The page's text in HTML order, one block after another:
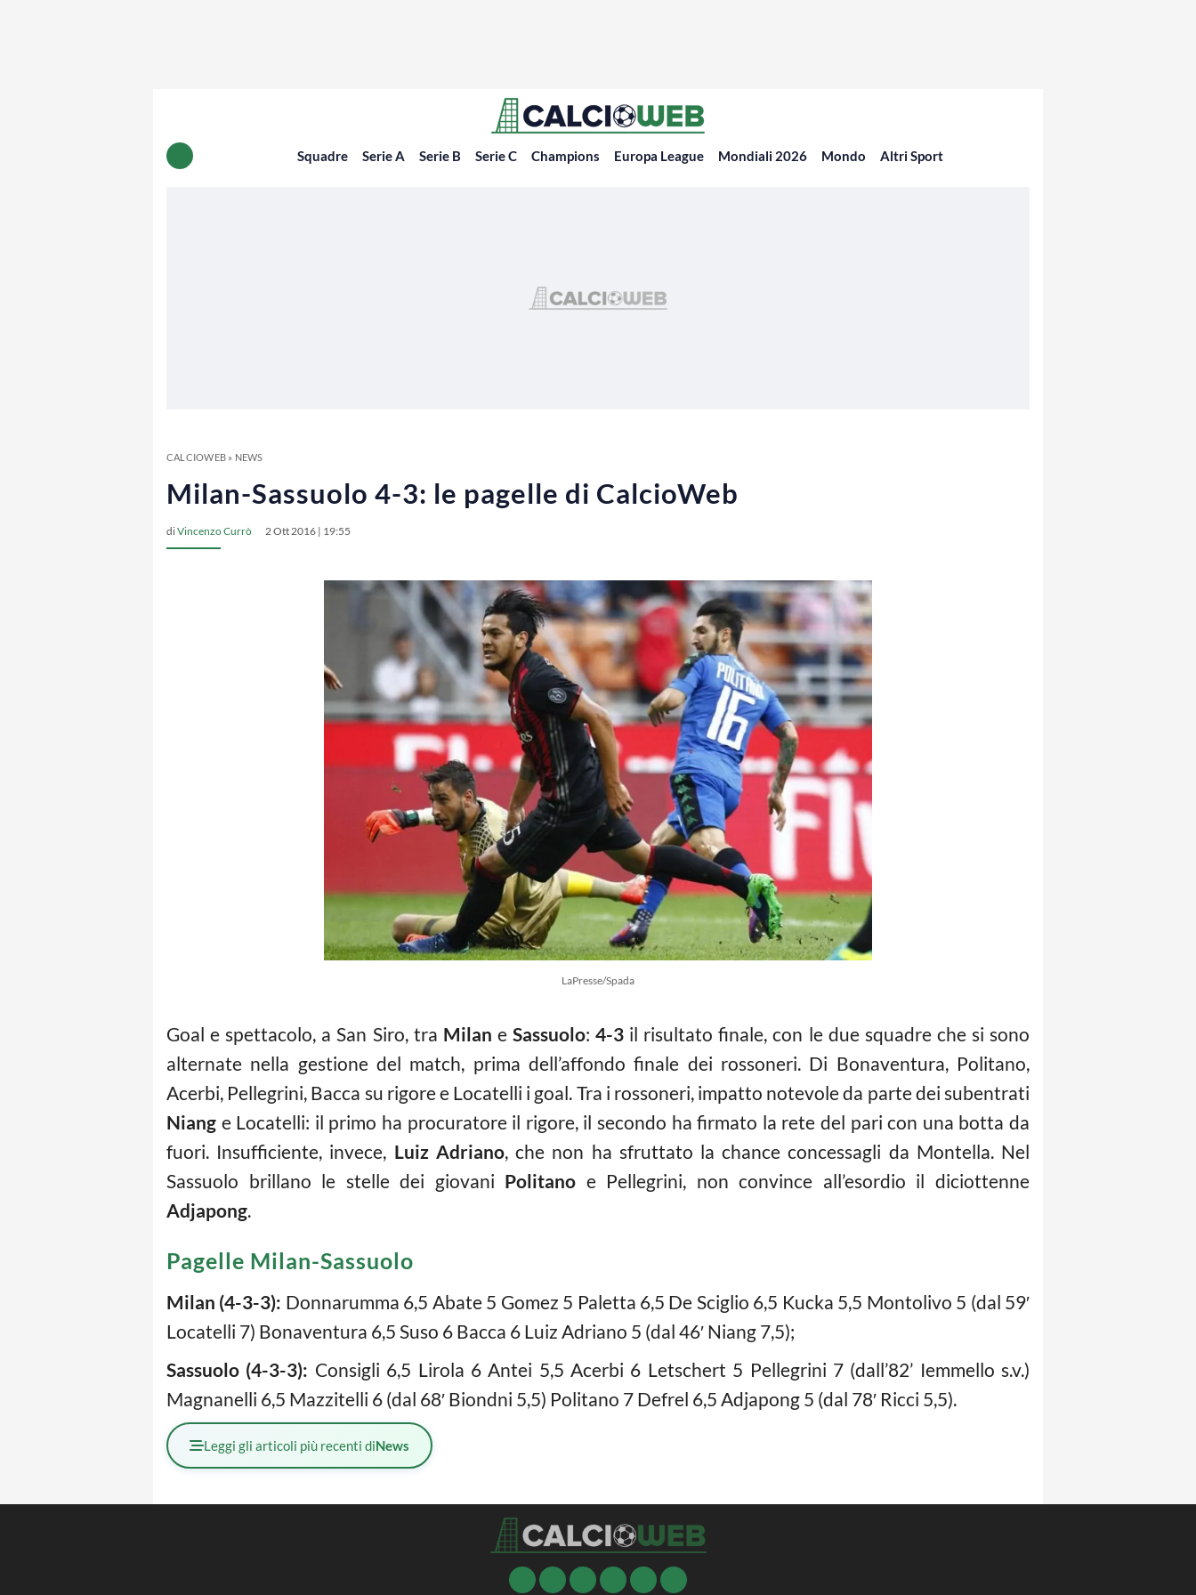
Squadre Serie A Serie B Serie C Champions Europa League Mondiali 2026 Mondo Altri Sport
CALCIOWEB» NEWS
Milan-Sassuolo 4-3: le pagelle di CalcioWeb
diVincenzo Currò 2 Ott 2016 | 19:55
LaPresse/Spada
Goal e spettacolo, a San Siro, tra Milan e Sassuolo: 4-3 il risultato finale, con le due squadre che si sono
alternate nella gestione del match, prima dell’affondo finale dei rossoneri. Di Bonaventura, Politano,
Acerbi, Pellegrini, Bacca su rigore e Locatelli i goal. Tra i rossoneri, impatto notevole da parte dei subentrati
Niang e Locatelli: il primo ha procuratore il rigore, il secondo ha firmato la rete del pari con una botta da
fuori. Insufficiente, invece, Luiz Adriano, che non ha sfruttato la chance concessagli da Montella. Nel
Sassuolo brillano le stelle dei giovani Politano e Pellegrini, non convince all’esordio il diciottenne
Adjapong.
Pagelle Milan-Sassuolo
Milan (4-3-3): Donnarumma 6,5 Abate 5 Gomez 5 Paletta 6,5 De Sciglio 6,5 Kucka 5,5 Montolivo 5 (dal 59′
Locatelli 7) Bonaventura 6,5 Suso 6 Bacca 6 Luiz Adriano 5 (dal 46′ Niang 7,5);
Sassuolo (4-3-3): Consigli 6,5 Lirola 6 Antei 5,5 Acerbi 6 Letschert 5 Pellegrini 7 (dall’82’ Iemmello s.v.)
Magnanelli 6,5 Mazzitelli 6 (dal 68′ Biondni 5,5) Politano 7 Defrel 6,5 Adjapong 5 (dal 78′ Ricci 5,5).
Leggi gli articoli più recenti diNews